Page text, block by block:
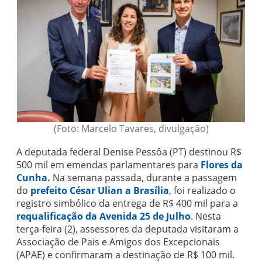
(Foto: Marcelo Tavares, divulgação)
A deputada federal Denise Pessôa (PT) destinou R$
500 mil em emendas parlamentares para Flores da
Cunha. Na semana passada, durante a passagem
do prefeito César Ulian a Brasília, foi realizado o
registro simbólico da entrega de R$ 400 mil para a
requalificação da Avenida 25 de Julho. Nesta
terça-feira (2), assessores da deputada visitaram a
Associação de Pais e Amigos dos Excepcionais
(APAE) e confirmaram a destinação de R$ 100 mil.